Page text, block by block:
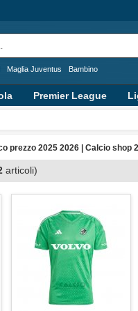
Maglia Juventus Bambino
Premier League
prezzo 2025 2026 | Calcio shop
articoli)